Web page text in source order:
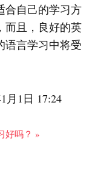
合自己的学习方
而且，良好的英
语言学习中将受
月1日 17:24
好吗？ »